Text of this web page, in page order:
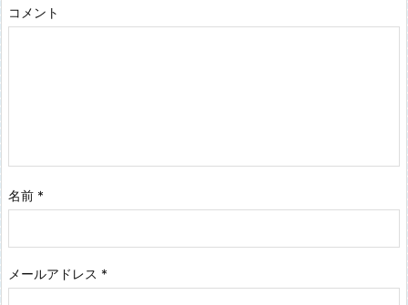
コメント
名前 *
メールアドレス *